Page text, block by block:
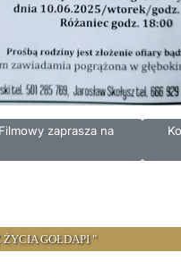
Klub Filmowy
zaprasza na
GOŁDAPI "